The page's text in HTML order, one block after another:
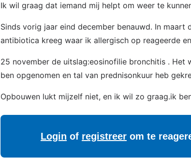
Ik wil graag dat iemand mij helpt om weer te
Sinds vorig jaar eind december benauwd. In maart
antibiotica kreeg waar ik allergisch op reageerde
25 november de uitslag:eosinofilie bronchitis . Het
ben opgenomen en tal van prednisonkuur heb
Opbouwen lukt mijzelf niet, en ik wil zo graag.ik
Login of registreer om te